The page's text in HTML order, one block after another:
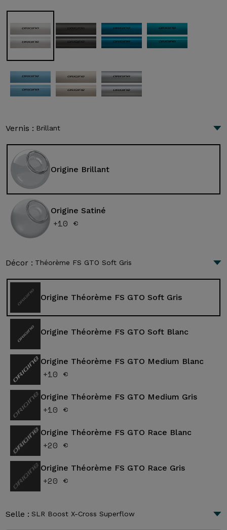
Vernis : Brillant
Origine Brillant
Origine Satiné
+10 €
Décor : Théorème FS GTO Soft Gris
Origine Théorème FS GTO Soft Gris
Origine Théorème FS GTO Soft Blanc
Origine Théorème FS GTO Medium Blanc
+10 €
Origine Théorème FS GTO Medium Gris
+10 €
Origine Théorème FS GTO Race Blanc
+20 €
Origine Théorème FS GTO Race Gris
+20 €
Selle : SLR Boost X-Cross Superflow